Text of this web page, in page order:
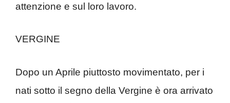
attenzione e sul loro lavoro.
VERGINE
Dopo un Aprile piuttosto movimentato, per i
nati sotto il segno della Vergine è ora arrivato